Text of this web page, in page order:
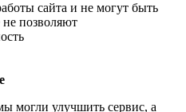
сайта и не могут быть
позволяют
могли улучшить сервис, а